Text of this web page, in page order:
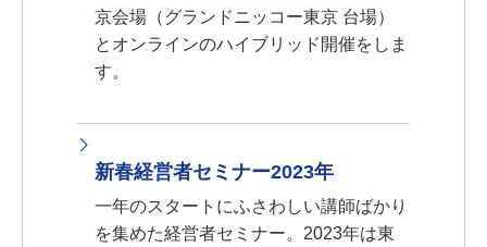
京会場（グランドニッコー東京 台場）
とオンラインのハイブリッド開催をしま
す。
新春経営者セミナー2023年
一年のスタートにふさわしい講師ばかり
を集めた経営者セミナー。2023年は東